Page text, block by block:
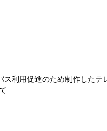
利用促進のため制作したテ